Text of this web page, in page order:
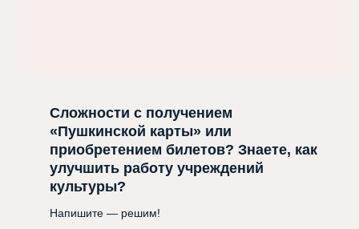
Сложности с получением
«Пушкинской карты» или
приобретением билетов? Знаете, как
улучшить работу учреждений
культуры?
Напишите — решим!